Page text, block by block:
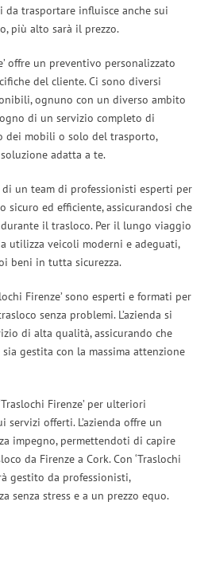
trasportare influisce anche sui
più alto sarà il prezzo.
offre un preventivo personalizzato
del cliente. Ci sono diversi
ognuno con un diverso ambito
di un servizio completo di
dei mobili o solo del trasporto,
soluzione adatta a te.
di un team di professionisti esperti per
ed efficiente, assicurandosi che
il trasloco. Per il lungo viaggio
utilizza veicoli moderni e adeguati,
beni in tutta sicurezza.
Firenze’ sono esperti e formati per
senza problemi. L’azienda si
di alta qualità, assicurando che
gestita con la massima attenzione
Firenze’ per ulteriori
offerti. L’azienda offre un
impegno, permettendoti di capire
da Firenze a Cork. Con ‘Traslochi
gestito da professionisti,
senza stress e a un prezzo equo.